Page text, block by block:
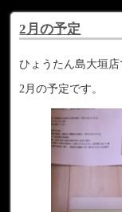
2月の予定
ひょうたん島大垣店
2月の予定です。